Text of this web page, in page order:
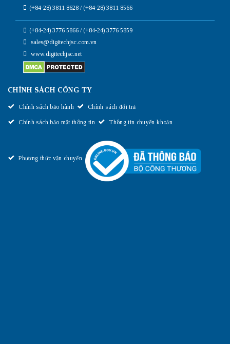
(+84-28) 3811 8628 / (+84-28) 3811 8566
(+84-24) 3776 5866 / (+84-24) 3776 5859
sales@digitechjsc.com.vn
www.digitechjsc.net
CHÍNH SÁCH CÔNG TY
Chính sách bảo hành Chính sách đổi trả
Chính sách bảo mật thông tin Thông tin chuyển khoản
Phương thức vận chuyển